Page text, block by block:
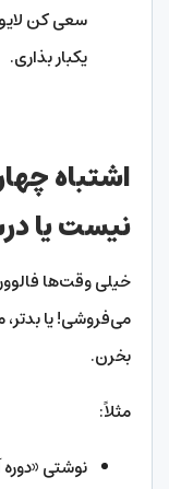
سعی کن
یکبار بذاری.
اشتباه
نیست یا
خیلی وقت‌ها
می‌فروشی! یا
بخرن.
مثلاً:
نوشتی